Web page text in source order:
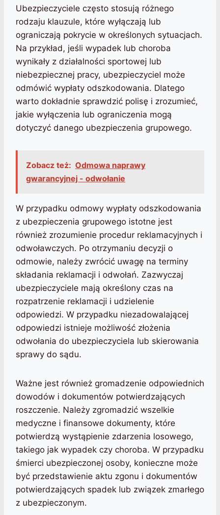
Ubezpieczyciele często stosują różnego
rodzaju klauzule, które wyłączają lub
ograniczają pokrycie w określonych sytuacjach.
Na przykład, jeśli wypadek lub choroba
wynikały z działalności sportowej lub
niebezpiecznej pracy, ubezpieczyciel może
odmówić wypłaty odszkodowania. Dlatego
warto dokładnie sprawdzić polisę i zrozumieć,
jakie wyłączenia lub ograniczenia mogą
dotyczyć danego ubezpieczenia grupowego.
Zobacz też: Odmowa naprawy
gwarancyjnej - odwołanie
W przypadku odmowy wypłaty odszkodowania
z ubezpieczenia grupowego istotne jest
również zrozumienie procedur reklamacyjnych i
odwoławczych. Po otrzymaniu decyzji o
odmowie, należy zwrócić uwagę na terminy
składania reklamacji i odwołań. Zazwyczaj
ubezpieczyciele mają określony czas na
rozpatrzenie reklamacji i udzielenie
odpowiedzi. W przypadku niezadowalającej
odpowiedzi istnieje możliwość złożenia
odwołania do ubezpieczyciela lub skierowania
sprawy do sądu.
Ważne jest również gromadzenie odpowiednich
dowodów i dokumentów potwierdzających
roszczenie. Należy zgromadzić wszelkie
medyczne i finansowe dokumenty, które
potwierdzą wystąpienie zdarzenia losowego,
takiego jak wypadek czy choroba. W przypadku
śmierci ubezpieczonej osoby, konieczne może
być przedstawienie aktu zgonu i dokumentów
potwierdzających spadek lub związek zmarłego
z ubezpieczonym.